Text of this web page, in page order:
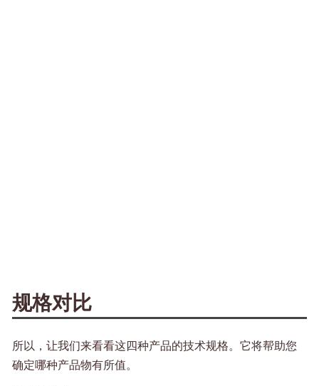
规格对比
所以，让我们来看看这四种产品的技术规格。它将帮助您
确定哪种产品物有所值。